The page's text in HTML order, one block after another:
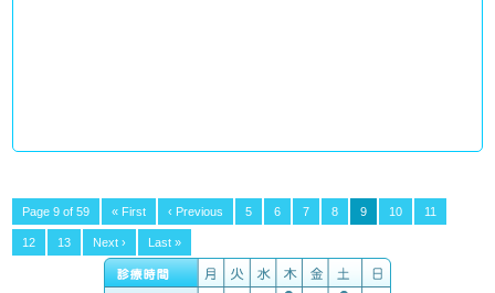
Page 9 of 59 « First ‹ Previous 5 6 7 8 9 10 11
12 13 Next › Last »